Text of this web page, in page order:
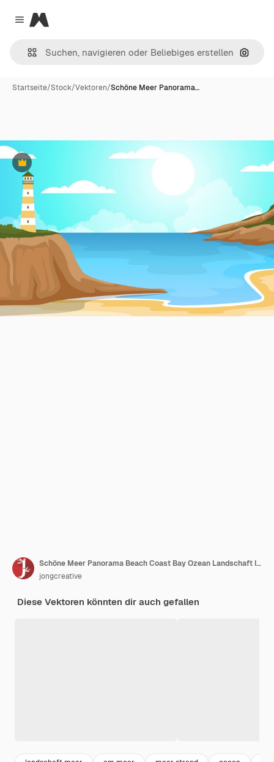
Close menu
Magnific
Nach
Startseite/Stock/Vektoren/Schöne Meer Panorama…
Premium
Schöne Meer Panorama Beach Coast Bay Ozean Landschaft Illustration
jongcreative
Diese Vektoren könnten dir auch gefallen